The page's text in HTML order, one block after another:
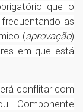
que o
as
(aprovação)
em que está
conflitar com
Componente